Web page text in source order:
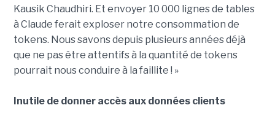
Kausik Chaudhiri. Et envoyer 10 000 lignes de tables
à Claude ferait exploser notre consommation de
tokens. Nous savons depuis plusieurs années déjà
que ne pas être attentifs à la quantité de tokens
pourrait nous conduire à la faillite ! »
Inutile de donner accès aux données clients